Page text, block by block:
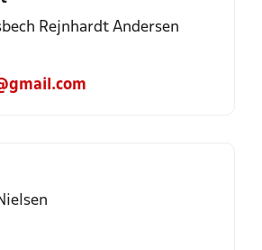
Rejnhardt Andersen